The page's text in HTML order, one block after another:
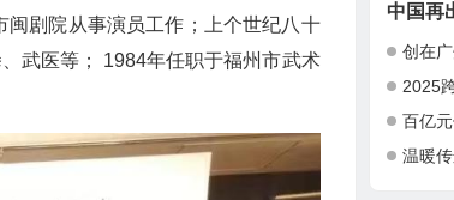
剧院从事演员工作；上个世纪八十
武医等； 1984年任职于福州市武术
创在广州
2025跨
百亿元优质项
温暖传